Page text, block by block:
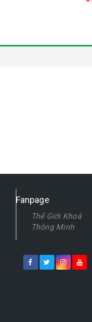
Fanpage
Thế Giới Khoá
Thông Minh